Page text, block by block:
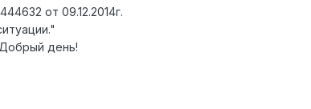
от 09.12.2014г.
день!